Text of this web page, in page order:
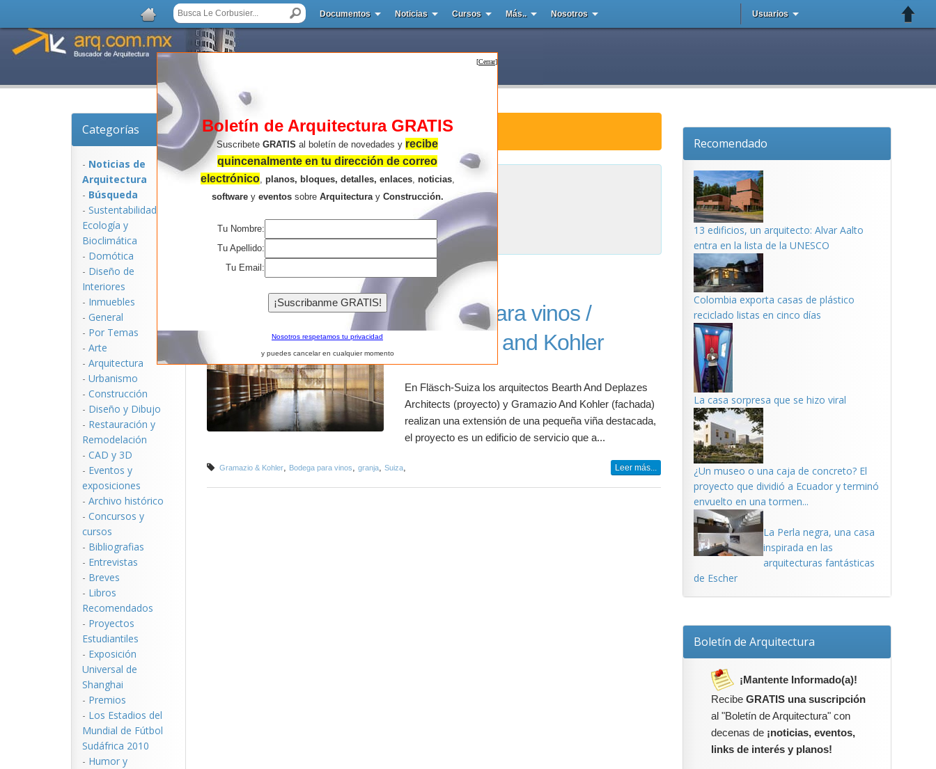
Documentos Noticias Cursos Más.. Nosotros Usuarios
Categorías
- Noticias de
Arquitectura
- Búsqueda
- Sustentabilidad,
Ecologí­a y
Bioclimática
- Domótica
- Diseño de
Interiores
- Inmuebles
- General
- Por Temas
- Arte
- Arquitectura
- Urbanismo
- Construcción
- Diseño y Dibujo
- Restauración y
Remodelación
- CAD y 3D
- Eventos y
exposiciones
- Archivo histórico
- Concursos y
cursos
- Bibliografias
- Entrevistas
- Breves
- Libros
Recomendados
- Proyectos
Estudiantiles
- Exposición
Universal de
Shanghai
- Premios
- Los Estadios del
Mundial de Fútbol
Sudáfrica 2010
- Humor y
Noticias de Arquitectura : Gramazio
Gramazio
Resultados de la búsqueda .
Bodega para vinos /
Gramazio and Kohler
En Fläsch-Suiza los arquitectos Bearth And Deplazes
Architects (proyecto) y Gramazio And Kohler (fachada)
realizan una extensión de una pequeña viña destacada,
el proyecto es un edificio de servicio que a...
Gramazio & Kohler, Bodega para vinos, granja, Suiza, Leer más...
Recomendado
13 edificios, un arquitecto: Alvar Aalto
entra en la lista de la UNESCO
Colombia exporta casas de plástico
reciclado listas en cinco días
La casa sorpresa que se hizo viral
¿Un museo o una caja de concreto? El
proyecto que dividió a Ecuador y terminó
envuelto en una tormen...
La Perla negra, una casa
inspirada en las
arquitecturas fantásticas
de Escher
Boletín de Arquitectura
¡Mantente Informado(a)!
Recibe GRATIS una suscripción
al "Boletín de Arquitectura" con
decenas de ¡noticias, eventos,
links de interés y planos!
[Cerrar]
Boletín de Arquitectura GRATIS
Suscribete GRATIS al boletín de novedades y recibe
quincenalmente en tu dirección de correo
electrónico, planos, bloques, detalles, enlaces, noticias,
softwarey eventossobre Arquitecturay Construcción.
Tu Nombre:
Tu Apellido:
Tu Email:
Nosotros respetamos tu privacidad
y puedes cancelar en cualquier momento